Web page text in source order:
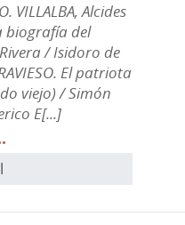
VILLALBA, Alcides
biografía del
/ Isidoro de
El patriota
viejo) / Simón
E[...]